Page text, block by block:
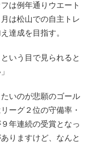
は例年通りウエート
は松山での自主トレ
達成を目指す。
いう目で見られると
いのが悲願のゴール
ーグ２位の守備率・
年連続の受賞となっ
りますけど、なんと